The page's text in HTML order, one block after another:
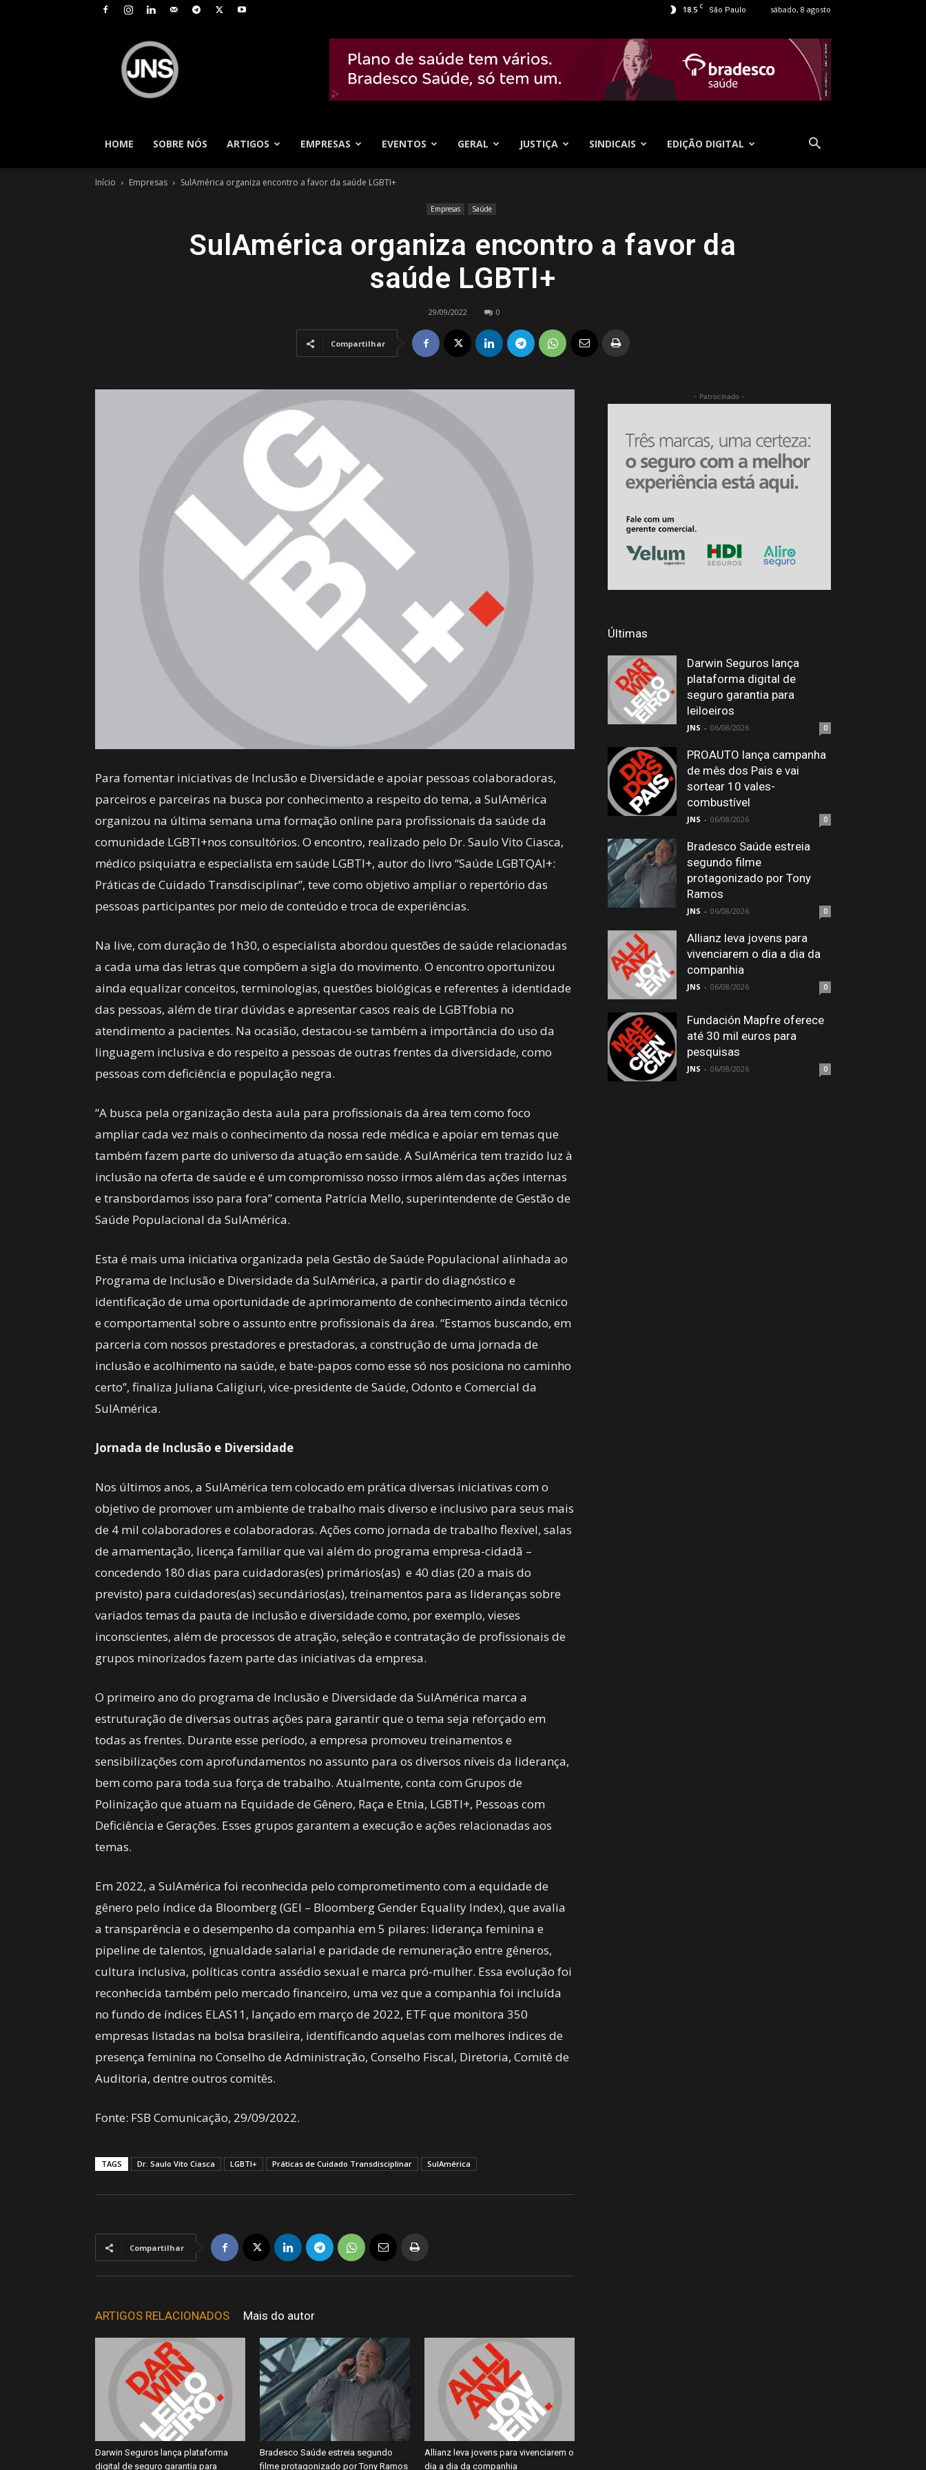
18.5 C São Paulo sábado, 8 agosto
HOME
SOBRE NÓS ARTIGOS EMPRESAS EVENTOS GERAL JUSTIÇA SINDICAIS EDIÇÃO DIGITAL
Início Empresas SulAmérica organiza encontro a favor da saúde LGBTI+
Empresas Saúde
SulAmérica organiza encontro a favor da
saúde LGBTI+
29/09/2022 0
Compartilhar
Para fomentar iniciativas de Inclusão e Diversidade e apoiar pessoas colaboradoras,
parceiros e parceiras na busca por conhecimento a respeito do tema, a SulAmérica
organizou na última semana uma formação online para profissionais da saúde da
comunidade LGBTI+nos consultórios. O encontro, realizado pelo Dr. Saulo Vito Ciasca,
médico psiquiatra e especialista em saúde LGBTI+, autor do livro “Saúde LGBTQAI+:
Práticas de Cuidado Transdisciplinar”, teve como objetivo ampliar o repertório das
pessoas participantes por meio de conteúdo e troca de experiências.
Na live, com duração de 1h30, o especialista abordou questões de saúde relacionadas
a cada uma das letras que compõem a sigla do movimento. O encontro oportunizou
ainda equalizar conceitos, terminologias, questões biológicas e referentes à identidade
das pessoas, além de tirar dúvidas e apresentar casos reais de LGBTfobia no
atendimento a pacientes. Na ocasião, destacou-se também a importância do uso da
linguagem inclusiva e do respeito a pessoas de outras frentes da diversidade, como
pessoas com deficiência e população negra.
“A busca pela organização desta aula para profissionais da área tem como foco
ampliar cada vez mais o conhecimento da nossa rede médica e apoiar em temas que
também fazem parte do universo da atuação em saúde. A SulAmérica tem trazido luz à
inclusão na oferta de saúde e é um compromisso nosso irmos além das ações internas
e transbordamos isso para fora” comenta Patrícia Mello, superintendente de Gestão de
Saúde Populacional da SulAmérica.
Esta é mais uma iniciativa organizada pela Gestão de Saúde Populacional alinhada ao
Programa de Inclusão e Diversidade da SulAmérica, a partir do diagnóstico e
identificação de uma oportunidade de aprimoramento de conhecimento ainda técnico
e comportamental sobre o assunto entre profissionais da área. “Estamos buscando, em
parceria com nossos prestadores e prestadoras, a construção de uma jornada de
inclusão e acolhimento na saúde, e bate-papos como esse só nos posiciona no caminho
certo”, finaliza Juliana Caligiuri, vice-presidente de Saúde, Odonto e Comercial da
SulAmérica.
Jornada de Inclusão e Diversidade
Nos últimos anos, a SulAmérica tem colocado em prática diversas iniciativas com o
objetivo de promover um ambiente de trabalho mais diverso e inclusivo para seus mais
de 4 mil colaboradores e colaboradoras. Ações como jornada de trabalho flexível, salas
de amamentação, licença familiar que vai além do programa empresa-cidadã –
concedendo 180 dias para cuidadoras(es) primários(as) e 40 dias (20 a mais do
previsto) para cuidadores(as) secundários(as), treinamentos para as lideranças sobre
variados temas da pauta de inclusão e diversidade como, por exemplo, vieses
inconscientes, além de processos de atração, seleção e contratação de profissionais de
grupos minorizados fazem parte das iniciativas da empresa.
O primeiro ano do programa de Inclusão e Diversidade da SulAmérica marca a
estruturação de diversas outras ações para garantir que o tema seja reforçado em
todas as frentes. Durante esse período, a empresa promoveu treinamentos e
sensibilizações com aprofundamentos no assunto para os diversos níveis da liderança,
bem como para toda sua força de trabalho. Atualmente, conta com Grupos de
Polinização que atuam na Equidade de Gênero, Raça e Etnia, LGBTI+, Pessoas com
Deficiência e Gerações. Esses grupos garantem a execução e ações relacionadas aos
temas.
Em 2022, a SulAmérica foi reconhecida pelo comprometimento com a equidade de
gênero pelo índice da Bloomberg (GEI – Bloomberg Gender Equality Index), que avalia
a transparência e o desempenho da companhia em 5 pilares: liderança feminina e
pipeline de talentos, ignualdade salarial e paridade de remuneração entre gêneros,
cultura inclusiva, políticas contra assédio sexual e marca pró-mulher. Essa evolução foi
reconhecida também pelo mercado financeiro, uma vez que a companhia foi incluída
no fundo de índices ELAS11, lançado em março de 2022, ETF que monitora 350
empresas listadas na bolsa brasileira, identificando aquelas com melhores índices de
presença feminina no Conselho de Administração, Conselho Fiscal, Diretoria, Comitê de
Auditoria, dentre outros comitês.
Fonte: FSB Comunicação, 29/09/2022.
TAGS Dr. Saulo Vito Ciasca LGBTI+ Práticas de Cuidado Transdisciplinar SulAmérica
Compartilhar
ARTIGOS RELACIONADOS Mais do autor
Darwin Seguros lança plataforma
digital de seguro garantia para
Bradesco Saúde estreia segundo
filme protagonizado por Tony Ramos
Allianz leva jovens para vivenciarem o
dia a dia da companhia
- Patrocinado -
Últimas
Darwin Seguros lança
plataforma digital de
seguro garantia para
leiloeiros
JNS - 06/08/2026 0
PROAUTO lança campanha
de mês dos Pais e vai
sortear 10 vales-
combustível
JNS - 06/08/2026 0
Bradesco Saúde estreia
segundo filme
protagonizado por Tony
Ramos
JNS - 06/08/2026 0
Allianz leva jovens para
vivenciarem o dia a dia da
companhia
JNS - 06/08/2026 0
Fundación Mapfre oferece
até 30 mil euros para
pesquisas
JNS - 06/08/2026 0